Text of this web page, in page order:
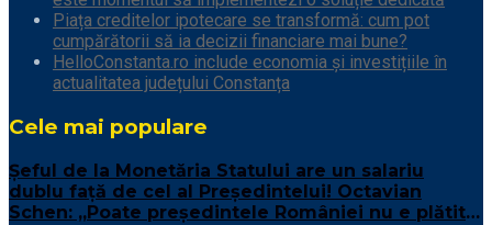
Piața creditelor ipotecare se transformă: cum pot
cumpărătorii să ia decizii financiare mai bune?
HelloConstanta.ro include economia și investițiile în
actualitatea județului Constanța
Cele mai populare
Șeful de la Monetăria Statului are un salariu
dublu față de cel al Președintelui! Octavian
Schen: „Poate președintele României nu e plătit